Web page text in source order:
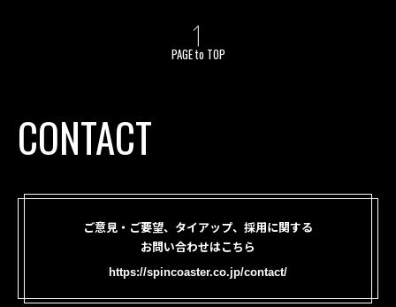
PAGE to TOP
CONTACT
ご意見・ご要望、タイアップ、採用に関する
お問い合わせはこちら
https://spincoaster.co.jp/contact/